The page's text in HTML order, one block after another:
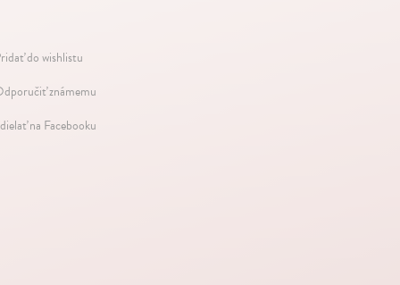
do wishlistu
známemu
na Facebooku